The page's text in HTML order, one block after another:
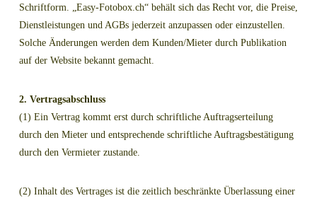
Schriftform. „Easy-Fotobox.ch“ behält sich das Recht vor, die Preise,
Dienstleistungen und AGBs jederzeit anzupassen oder einzustellen.
Solche Änderungen werden dem Kunden/Mieter durch Publikation
auf der Website bekannt gemacht.
2. Vertragsabschluss
(1) Ein Vertrag kommt erst durch schriftliche Auftragserteilung
durch den Mieter und entsprechende schriftliche Auftragsbestätigung
durch den Vermieter zustande.
(2) Inhalt des Vertrages ist die zeitlich beschränkte Überlassung einer